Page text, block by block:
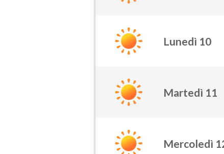
Lunedì 10
Martedì 11
Mercoledì